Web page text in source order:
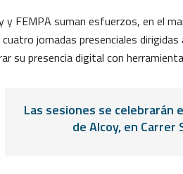
y FEMPA suman esfuerzos, en el
jornadas presenciales
su presencia digital con
Las sesiones se celebrarán
de Alcoy, en Carrer